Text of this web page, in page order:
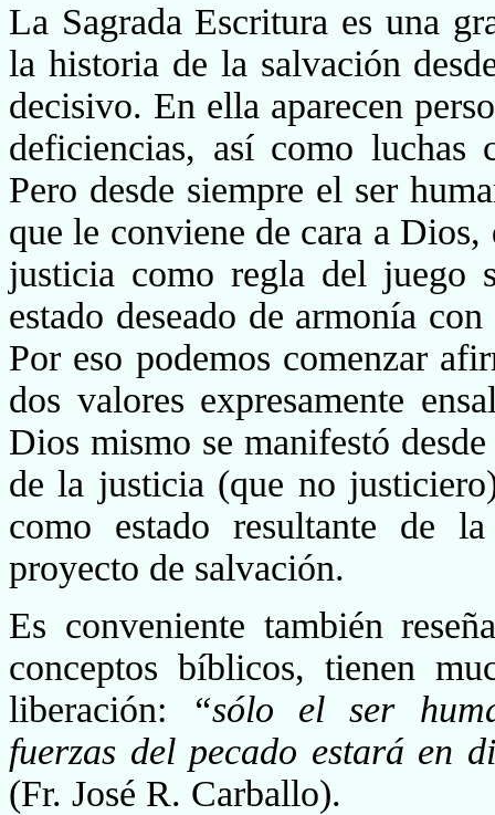
La Sagrada Escritura es una
la historia de la sal­vación
decisivo. En ella aparecen
deficiencias, así como
Pero desde siempre el ser
que le conviene de cara a
justicia como regla del juego
estado deseado de armonía
Por eso podemos comenzar
dos valores expresamente
Dios mismo se manifestó
de la justicia (que no
como estado resultante de
proyecto de salva­ción.
Es conveniente también
conceptos bíblicos, tie­nen
liberación:
“sólo el ser
fuerzas del pecado estará en
(Fr. José R. Carballo).